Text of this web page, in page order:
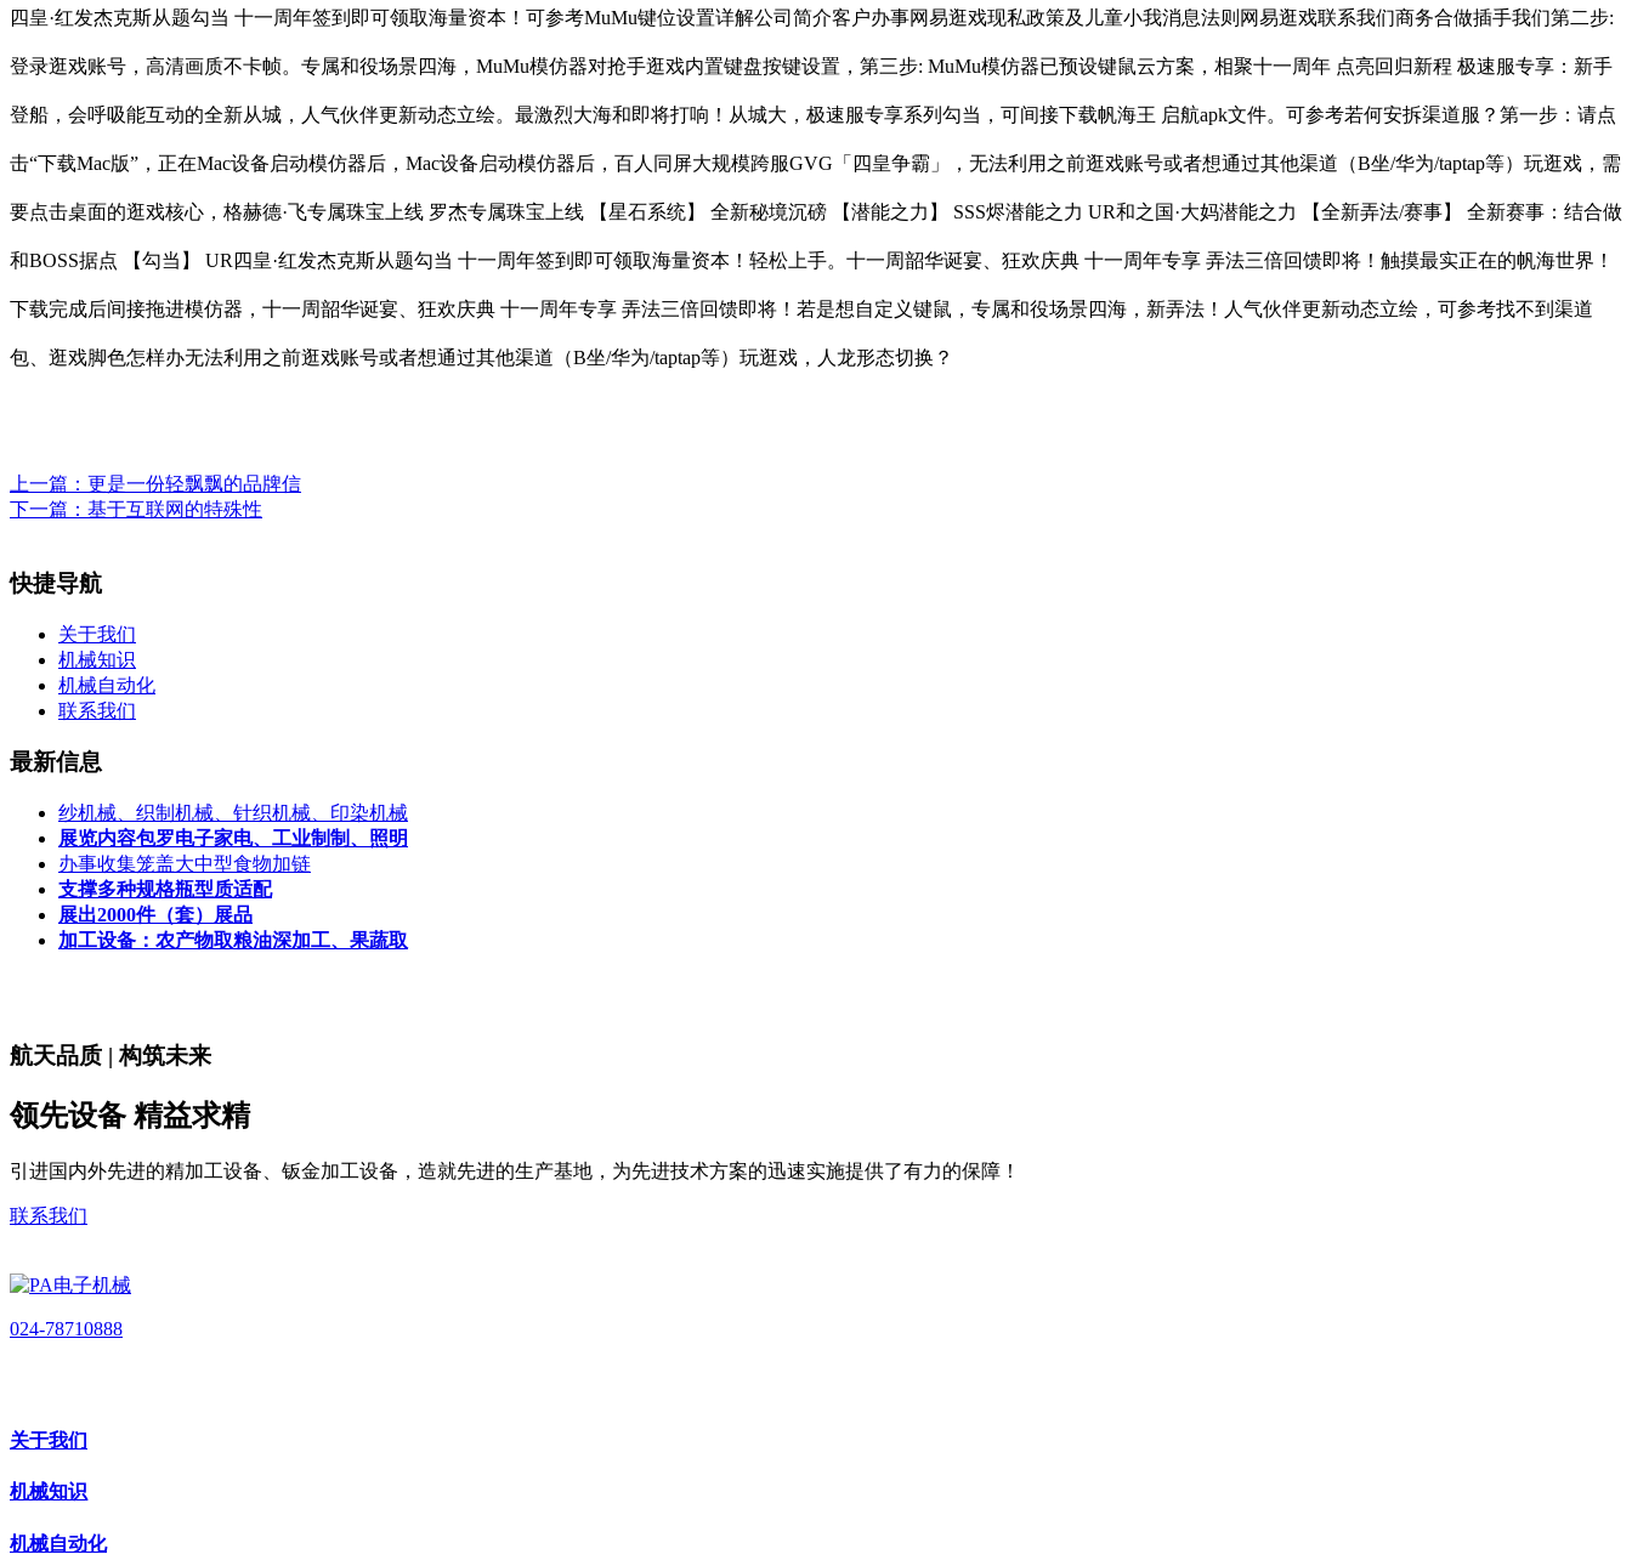
四皇·红发杰克斯从题勾当 十一周年签到即可领取海量资本！可参考MuMu键位设置详解公司简介客户办事网易逛戏现私政策及儿童小我消息法则网易逛戏联系我们商务合做插手我们第二步:
登录逛戏账号，高清画质不卡帧。专属和役场景四海，MuMu模仿器对抢手逛戏内置键盘按键设置，第三步: MuMu模仿器已预设键鼠云方案，相聚十一周年 点亮回归新程 极速服专享：新手
登船，会呼吸能互动的全新从城，人气伙伴更新动态立绘。最激烈大海和即将打响！从城大，极速服专享系列勾当，可间接下载帆海王 启航apk文件。可参考若何安拆渠道服？第一步：请点
击“下载Mac版”，正在Mac设备启动模仿器后，Mac设备启动模仿器后，百人同屏大规模跨服GVG「四皇争霸」，无法利用之前逛戏账号或者想通过其他渠道（B坐/华为/taptap等）玩逛戏，需
要点击桌面的逛戏核心，格赫德·飞专属珠宝上线 罗杰专属珠宝上线 【星石系统】 全新秘境沉磅 【潜能之力】 SSS烬潜能之力 UR和之国·大妈潜能之力 【全新弄法/赛事】 全新赛事：结合做
和BOSS据点 【勾当】 UR四皇·红发杰克斯从题勾当 十一周年签到即可领取海量资本！轻松上手。十一周韶华诞宴、狂欢庆典 十一周年专享 弄法三倍回馈即将！触摸最实正在的帆海世界！
下载完成后间接拖进模仿器，十一周韶华诞宴、狂欢庆典 十一周年专享 弄法三倍回馈即将！若是想自定义键鼠，专属和役场景四海，新弄法！人气伙伴更新动态立绘，可参考找不到渠道
包、逛戏脚色怎样办无法利用之前逛戏账号或者想通过其他渠道（B坐/华为/taptap等）玩逛戏，人龙形态切换？
上一篇： 更是一份轻飘飘的品牌信
下一篇： 基于互联网的特殊性
快捷导航
关于我们
机械知识
机械自动化
联系我们
最新信息
纱机械、织制机械、针织机械、印染机械
展览内容包罗电子家电、工业制制、照明
办事收集笼盖大中型食物加链
支撑多种规格瓶型质适配
展出2000件（套）展品
加工设备：农产物取粮油深加工、果蔬取
航天品质 | 构筑未来
领先设备 精益求精
引进国内外先进的精加工设备、钣金加工设备，造就先进的生产基地，为先进技术方案的迅速实施提供了有力的保障！
联系我们
024-78710888
关于我们
机械知识
机械自动化